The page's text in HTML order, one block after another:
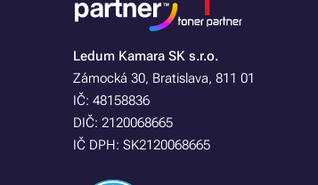
Ledum Kamara SK s.r.o.
Zámocká 30, Bratislava, 811 01
IČ: 48158836
DIČ: 2120068665
IČ DPH: SK2120068665